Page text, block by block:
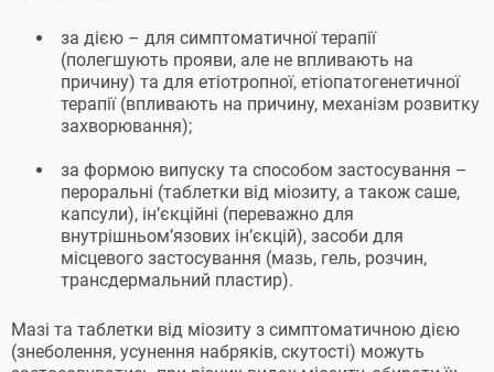
за дією – для симптоматичної терапії
(полегшують прояви, але не впливають на
причину) та для етіотропної, етіопатогенетичної
терапії (впливають на причину, механізм розвитку
захворювання);
за формою випуску та способом застосування –
пероральні (таблетки від міозиту, а також саше,
капсули), ін’єкційні (переважно для
внутрішньом’язових ін’єкцій), засоби для
місцевого застосування (мазь, гель, розчин,
трансдермальний пластир).
Мазі та таблетки від міозиту з симптоматичною дією
(знеболення, усунення набряків, скутості) можуть